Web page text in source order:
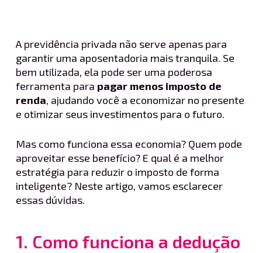
A previdência privada não serve apenas para
garantir uma aposentadoria mais tranquila. Se
bem utilizada, ela pode ser uma poderosa
ferramenta para pagar menos imposto de
renda, ajudando você a economizar no presente
e otimizar seus investimentos para o futuro.
Mas como funciona essa economia? Quem pode
aproveitar esse benefício? E qual é a melhor
estratégia para reduzir o imposto de forma
inteligente? Neste artigo, vamos esclarecer
essas dúvidas.
1. Como funciona a dedução